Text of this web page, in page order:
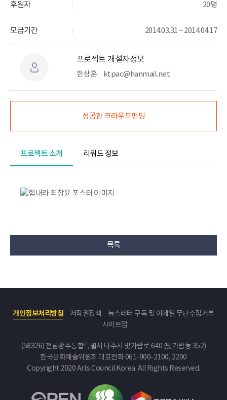
후원자 20명
모금기간 2014.03.31 ~ 2014.04.17
프로젝트 개설자정보
한상훈 ktpac@hanmail.net
성공한 크라우드펀딩
프로젝트 소개 리워드 정보
목록
개인정보처리방침 저작권정책
뉴스레터 구독 및 이메일 무단수집거부
사이트맵
(58326) 전남광주통합특별시 나주시 빛가람로 640 (빛가람동 352)
한국문화예술위원회 대표전화 061-900-2100, 2200
Copyright 2020 Arts Council Korea. All Rights Reserved.